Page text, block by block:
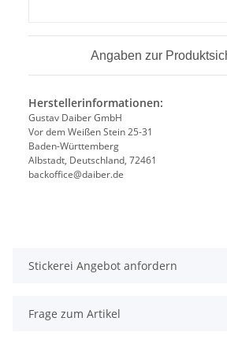
Angaben zur
Herstellerinformationen:
Gustav Daiber GmbH
Vor dem Weißen Stein 25-31
Baden-Württemberg
Albstadt, Deutschland, 72461
backoffice@daiber.de
Stickerei Angebot anfordern
Frage zum Artikel